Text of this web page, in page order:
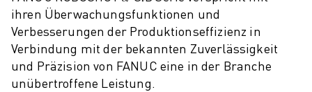
HOCHGESCHWINDIGKEITSBOHREN UND -GEWINDESCHNEIDEN
SPRITZGUSS
MASCHINENBEDIENUNG
MATERIALHANDHABUNG
LACKIEREN
ihren Überwachungsfunktionen und
Verbesserungen der Produktionseffizienz in
Verbindung mit der bekannten Zuverlässigkeit
und Präzision von FANUC eine in der Branche
unübertroffene Leistung.